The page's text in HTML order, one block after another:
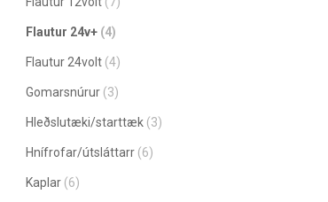
Flautur 24v+ (4)
Flautur 24volt (4)
Gomarsnúrur (3)
Hleðslutæki/starttæk (3)
Hnífrofar/útsláttarr (6)
Kaplar (6)